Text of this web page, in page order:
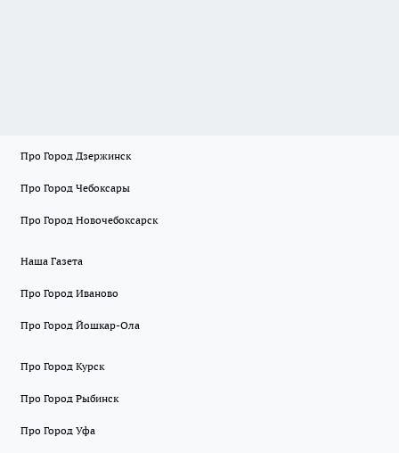
Про Город Дзержинск
Про Город Чебоксары
Про Город Новочебоксарск
Наша Газета
Про Город Иваново
Про Город Йошкар-Ола
Про Город Курск
Про Город Рыбинск
Про Город Уфа